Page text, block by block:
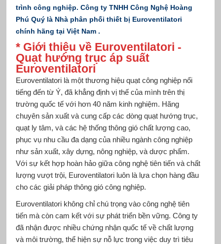
trình công nghiệp. Công ty TNHH Công Nghệ Hoàng
Phú Quý là Nhà phân phối thiết bị Euroventilatori
chính hãng tại Việt Nam .
* Giới thiệu về Euroventilatori -
Quạt hướng trục áp suất
Euroventilatori
Euroventilatori là một thương hiệu quạt công nghiệp nổi
tiếng đến từ Ý, đã khẳng định vị thế của mình trên thị
trường quốc tế với hơn 40 năm kinh nghiệm. Hãng
chuyên sản xuất và cung cấp các dòng quạt hướng trục,
quạt ly tâm, và các hệ thống thông gió chất lượng cao,
phục vụ nhu cầu đa dạng của nhiều ngành công nghiệp
như sản xuất, xây dựng, nông nghiệp, và dược phẩm.
Với sự kết hợp hoàn hảo giữa công nghệ tiên tiến và chất
lượng vượt trội, Euroventilatori luôn là lựa chọn hàng đầu
cho các giải pháp thông gió công nghiệp.
Euroventilatori không chỉ chú trọng vào công nghệ tiên
tiến mà còn cam kết với sự phát triển bền vững. Công ty
đã nhận được nhiều chứng nhận quốc tế về chất lượng
và môi trường, thể hiện sự nỗ lực trong việc duy trì tiêu